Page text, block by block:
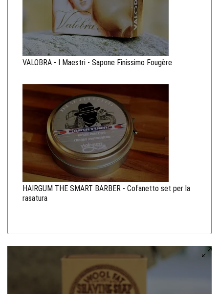
VALOBRA - I Maestri - Sapone Finissimo Fougère
HAIRGUM THE SMART BARBER - Cofanetto set per la
rasatura